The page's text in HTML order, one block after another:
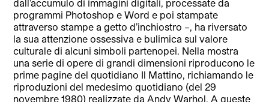
dall’accumulo di immagini digitali, processate da
programmi Photoshop e Word e poi stampate
attraverso stampe a getto d’inchiostro –, ha riversato
la sua attenzione ossessiva e bulimica sul valore
culturale di alcuni simboli partenopei. Nella mostra
una serie di opere di grandi dimensioni riproducono le
prime pagine del quotidiano Il Mattino, richiamando le
riproduzioni del medesimo quotidiano (del 29
novembre 1980) realizzate da Andy Warhol. A queste